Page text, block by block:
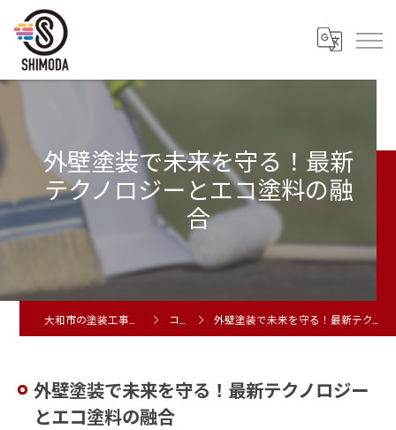
外壁塗装で未来を守る！最新
テクノロジーとエコ塗料の融
合
コラム 外壁塗装で未来を守る！最新テクノロジーとエコ塗料の融合
外壁塗装で未来を守る！最新テクノロジー
とエコ塗料の融合